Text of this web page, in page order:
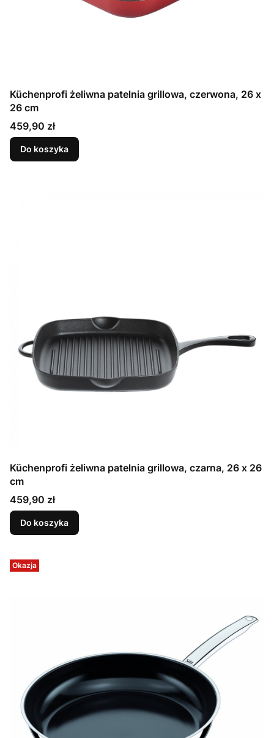
Küchenprofi żeliwna patelnia grillowa, czerwona, 26 x
26 cm
Cena
459,90 zł
Do koszyka
Küchenprofi żeliwna patelnia grillowa, czarna, 26 x 26
cm
Cena
459,90 zł
Do koszyka
Okazja